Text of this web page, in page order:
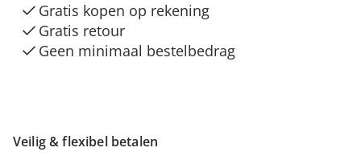
Veilig & flexibel betalen
Gratis kopen op rekening
Gratis retour
Geen minimaal bestelbedrag